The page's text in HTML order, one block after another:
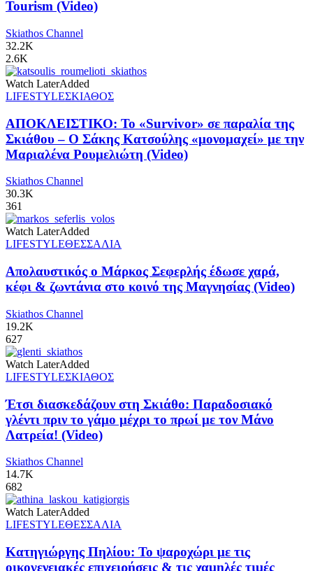
Tourism (Video)
Skiathos Channel
32.2K
2.6K
Watch LaterAdded
LIFESTYLEΣΚΙΑΘΟΣ
ΑΠΟΚΛΕΙΣΤΙΚΟ: Το «Survivor» σε παραλία της
Σκιάθου – Ο Σάκης Κατσούλης «μονομαχεί» με την
Μαριαλένα Ρουμελιώτη (Video)
Skiathos Channel
30.3K
361
Watch LaterAdded
LIFESTYLEΘΕΣΣΑΛΙΑ
Απολαυστικός ο Μάρκος Σεφερλής έδωσε χαρά,
κέφι & ζωντάνια στο κοινό της Μαγνησίας (Video)
Skiathos Channel
19.2K
627
Watch LaterAdded
LIFESTYLEΣΚΙΑΘΟΣ
Έτσι διασκεδάζουν στη Σκιάθο: Παραδοσιακό
γλέντι πριν το γάμο μέχρι το πρωί με τον Μάνο
Λατρεία! (Video)
Skiathos Channel
14.7K
682
Watch LaterAdded
LIFESTYLEΘΕΣΣΑΛΙΑ
Κατηγιώργης Πηλίου: Το ψαροχώρι με τις
οικογενειακές επιχειρήσεις & τις χαμηλές τιμές